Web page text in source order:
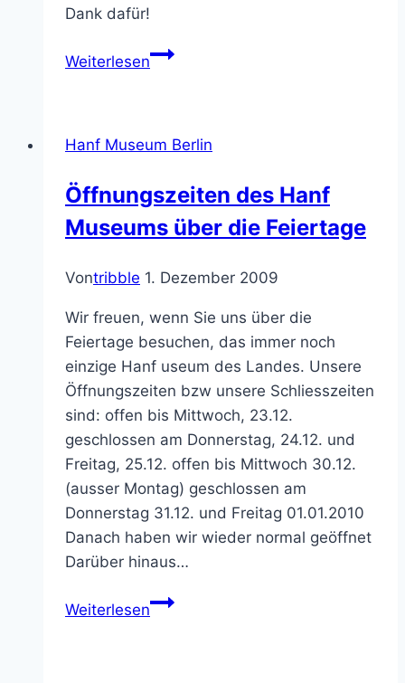
Dank dafür!
WeiterlesenWebradio
Nacht
Museen,
Live
dem
Museum
Hanf Museum Berlin
Öffnungszeiten des Hanf
Museums über die Feiertage
Vontribble 1. Dezember 2009
Wir freuen, wenn Sie uns über die
Feiertage besuchen, das immer noch
einzige Hanf useum des Landes. Unsere
Öffnungszeiten bzw unsere Schliesszeiten
sind: offen bis Mittwoch, 23.12.
geschlossen am Donnerstag, 24.12. und
Freitag, 25.12. offen bis Mittwoch 30.12.
(ausser Montag) geschlossen am
Donnerstag 31.12. und Freitag 01.01.2010
Danach haben wir wieder normal geöffnet
Darüber hinaus…
WeiterlesenÖffnungszeiten